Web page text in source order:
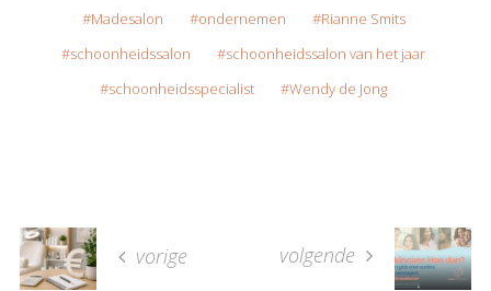
Madesalon
ondernemen
Rianne Smits
schoonheidssalon
schoonheidssalon van het jaar
schoonheidsspecialist
Wendy de Jong
vorige volgende